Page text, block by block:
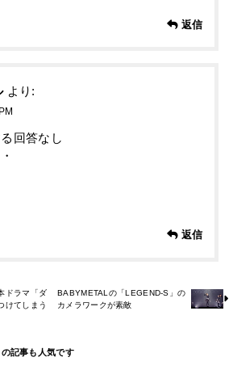
返信
より:
回答なし
返信
ドラマ「ダ
けてしまう
BABYMETALの「LEGEND-S」の
カメラワークが素敵